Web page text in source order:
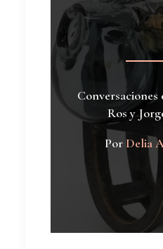
Ros y
PorDelia